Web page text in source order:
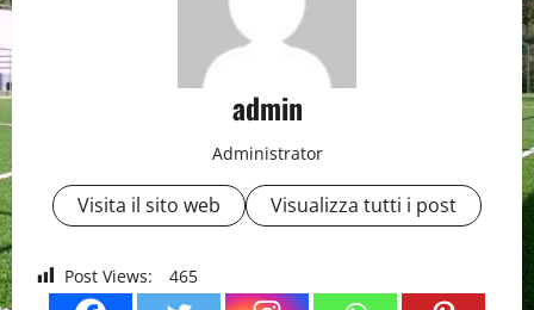
admin
Administrator
Visita il sito web Visualizza tutti i post
Post Views: 465